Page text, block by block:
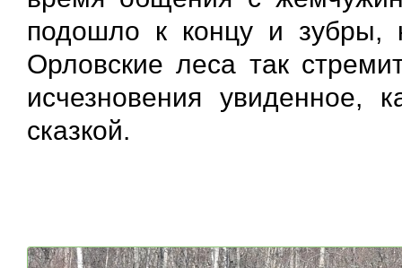
подошло к концу и зубры,
Орловские леса так
исчезновения
сказкой.